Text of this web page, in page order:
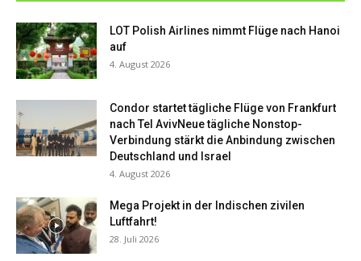
LOT Polish Airlines nimmt Flüge nach Hanoi
auf
4. August 2026
Condor startet tägliche Flüge von Frankfurt
nach Tel AvivNeue tägliche Nonstop-
Verbindung stärkt die Anbindung zwischen
Deutschland und Israel
4. August 2026
Mega Projekt in der Indischen zivilen
Luftfahrt!
28. Juli 2026